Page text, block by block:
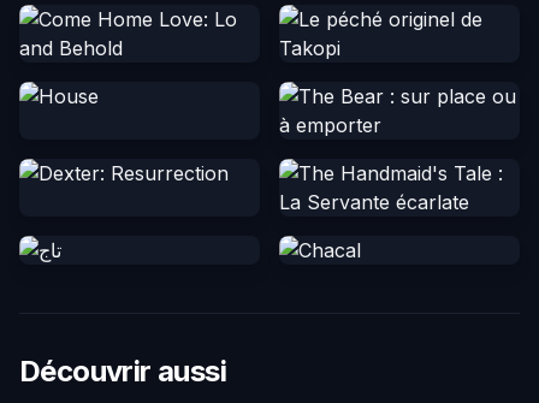
Découvrir aussi